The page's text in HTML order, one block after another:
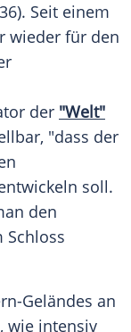
Seit einem
wieder für den
der "Welt"
"dass der
soll.
den
Schloss
Geländes an
wie intensiv